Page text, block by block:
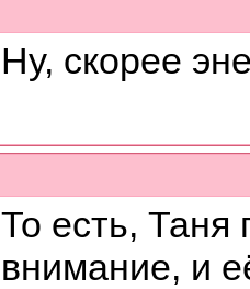
Ну, скорее
То есть,
внимание, и